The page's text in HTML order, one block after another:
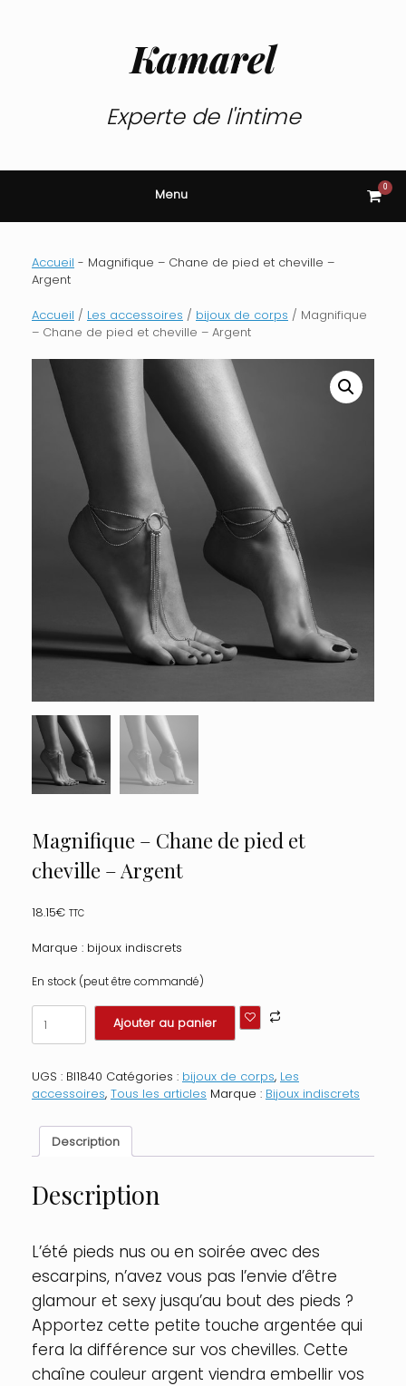
Kamarel
Experte de l'intime
Menu View
cart
0
Accueil - Magnifique – Chane de pied et cheville –
Argent
Accueil / Les accessoires / bijoux de corps / Magnifique
– Chane de pied et cheville – Argent
Magnifique – Chane de pied et
cheville – Argent
18.15€ TTC
Marque : bijoux indiscrets
En stock (peut être commandé)
de
Magnifique
Chane
de
cheville
Argent
Ajouter au panier
UGS : BI1840 Catégories : bijoux de corps, Les
accessoires, Tous les articles Marque : Bijoux indiscrets
Description
Description
L’été pieds nus ou en soirée avec des
escarpins, n’avez vous pas l’envie d’être
glamour et sexy jusqu’au bout des pieds ?
Apportez cette petite touche argentée qui
fera la différence sur vos chevilles. Cette
chaîne couleur argent viendra embellir vos